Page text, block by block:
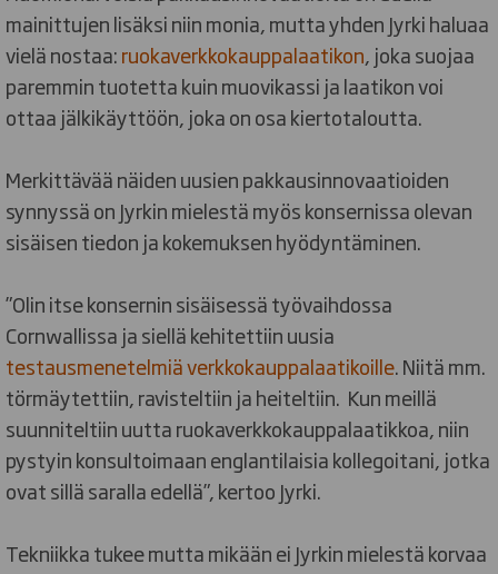
mainittujen lisäksi niin monia, mutta yhden Jyrki haluaa
vielä nostaa:ruokaverkkokauppalaatikon, joka suojaa
paremmin tuotetta kuin muovikassi ja laatikon voi
ottaa jälkikäyttöön, joka on osa kiertotaloutta.
Merkittävää näiden uusien pakkausinnovaatioiden
synnyssä on Jyrkin mielestä myös konsernissa olevan
sisäisen tiedon ja kokemuksen hyödyntäminen.
”Olin itse konsernin sisäisessä työvaihdossa
Cornwallissa ja siellä kehitettiin uusia
testausmenetelmiä verkkokauppalaatikoille. Niitä mm.
törmäytettiin, ravisteltiin ja heiteltiin. Kun meillä
suunniteltiin uutta ruokaverkkokauppalaatikkoa, niin
pystyin konsultoimaan englantilaisia kollegoitani, jotka
ovat sillä saralla edellä”, kertoo Jyrki.
Tekniikka tukee mutta mikään ei Jyrkin mielestä korvaa